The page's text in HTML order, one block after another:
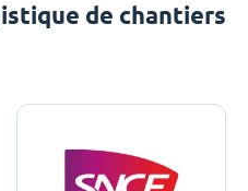
de chantiers